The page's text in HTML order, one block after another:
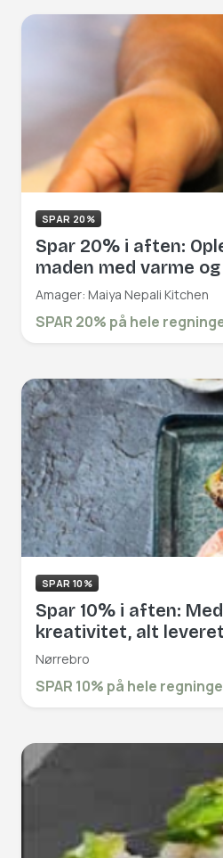
SPAR 20%
Spar 20% i aften:
maden med varme
restaurant Susu
Amager: Maiya Nepali Kitchen
SPAR 20% på hele
SPAR 10%
Spar 10% i aften:
kreativitet, alt leveret
Nørrebro
SPAR 10% på hele